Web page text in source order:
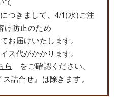
つきまして、4/1(水)ご注
け防止のため
お届けいたします。
ス代がかかります。
ら をご確認ください。
詰合せ』は除きます。